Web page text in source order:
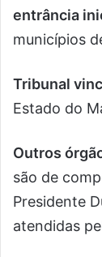
entrância
municípios
Tribunal
Estado do
Outros
são de
Presidente
atendidas